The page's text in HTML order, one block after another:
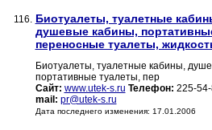
116. Биотуалеты, туалетные
душевые кабины,
переносные туалеты,
Биотуалеты, туалетные кабины,
портативные туалеты, пер
Сайт: www.utek-s.ru Телефон: 225-
mail: pr@utek-s.ru
Дата последнего изменения: 17.01.2006